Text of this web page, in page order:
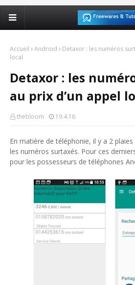
Accueil Android
Detaxor : les numéros
local
Detaxor : les
au prix d’un appel
thebloom 19.4.16
En matière de téléphonie, il y a 2
les numéros surtaxés. Pour ces
pour les possesseurs de téléphones